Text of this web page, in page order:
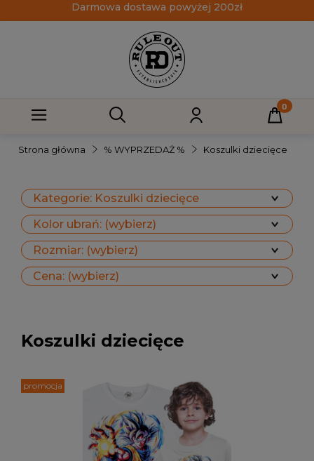
Darmowa dostawa powyżej 200zł
Strona główna % WYPRZEDAŻ % Koszulki dziecięce
Kategorie: Koszulki dziecięce
Kolor ubrań: (wybierz)
Rozmiar: (wybierz)
Cena: (wybierz)
Koszulki dziecięce
promocja